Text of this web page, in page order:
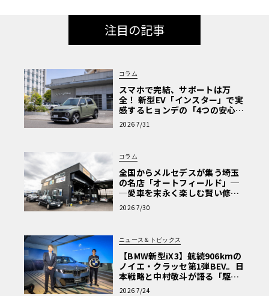
注目の記事
コラム
スマホで完結、サポートは万
全！ 新型EV「インスター」で実
感するヒョンデの「4つの安心」
【第1回・ヒョンデ6つの疑問：
Why? Hyundai?】〈PR〉
2026 7/31
コラム
全国からメルセデスが集う埼玉
の名店「オートフィールド」─
─愛車を末永く楽しむ賢い修理
術と、プロがフックス製オイル
を選ぶ理由〈PR〉
2026 7/30
ニュース＆トピックス
【BMW新型iX3】航続906kmの
ノイエ・クラッセ第1弾BEV。日
本戦略と中村敬斗が語る「駆け
ぬける歓び」
2026 7/24